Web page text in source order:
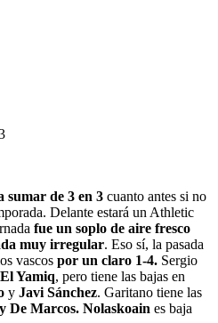
sumar de 3 en 3 cuanto antes si no
Delante estará un Athletic
fue un soplo de aire fresco
muy irregular. Eso sí, la pasada
vascos por un claro 1-4. Sergio
Yamiq, pero tiene las bajas en
y Javi Sánchez. Garitano tiene las
De Marcos. Nolaskoain es baja